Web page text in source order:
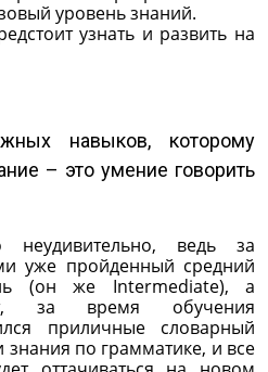
уровень знаний.
узнать и развить на
навыков, которому
– это умение говорить
ведь за
уже пройденный средний
(он же Intermediate), а
за время обучения
приличные словарный
знания по грамматике, и все